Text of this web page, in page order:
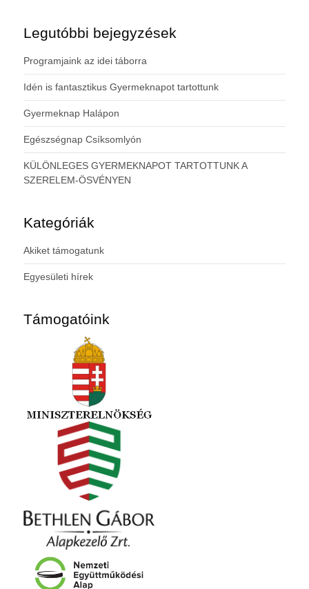
Legutóbbi bejegyzések
Programjaink az idei táborra
Idén is fantasztikus Gyermeknapot tartottunk
Gyermeknap Halápon
Egészségnap Csíksomlyón
KÜLÖNLEGES GYERMEKNAPOT TARTOTTUNK A
SZERELEM-ÖSVÉNYEN
Kategóriák
Akiket támogatunk
Egyesületi hírek
Támogatóink